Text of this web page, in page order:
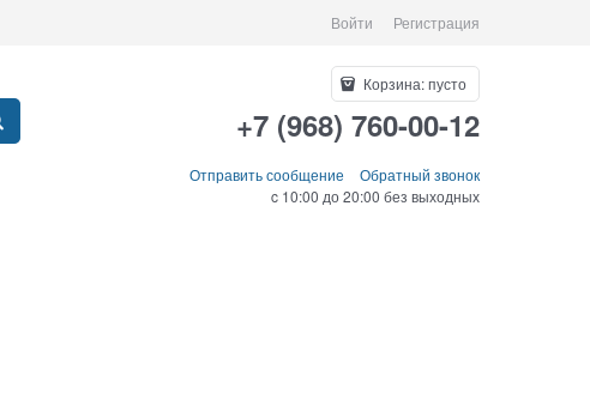
Войти Регистрация
Корзина:пусто
+7 (968) 760-00-12
Отправить сообщение
Обратный звонок
c 10:00 до 20:00 без выходных